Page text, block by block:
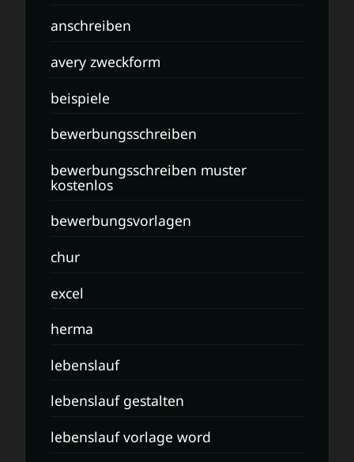
anschreiben
avery zweckform
beispiele
bewerbungsschreiben
bewerbungsschreiben muster
kostenlos
bewerbungsvorlagen
chur
excel
herma
lebenslauf
lebenslauf gestalten
lebenslauf vorlage word